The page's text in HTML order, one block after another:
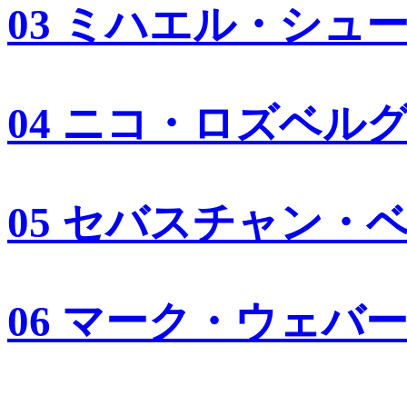
03 ミハエル・シュ
04 ニコ・ロズベル
05 セバスチャン・
06 マーク・ウェバー